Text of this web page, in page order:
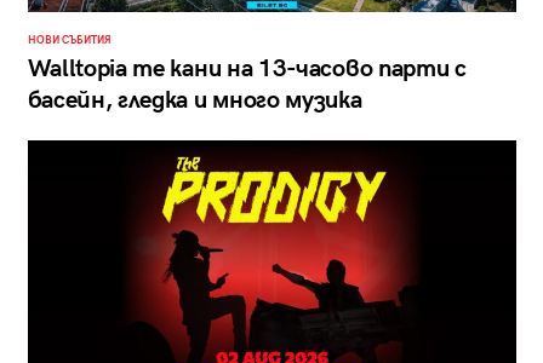
НОВИ СЪБИТИЯ
Walltopia те кани на 13-часово парти с
басейн, гледка и много музика